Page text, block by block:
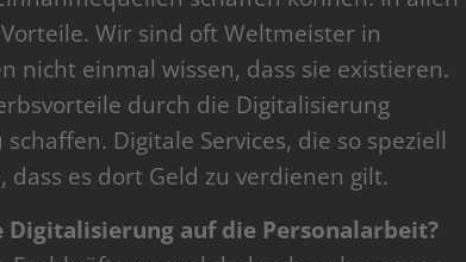
Wir sind oft Weltmeister in
nicht einmal wissen, dass sie existieren.
durch die Digitalisierung
Digitale Services, die so speziell
es dort Geld zu verdienen gilt.
auf die Personalarbeit?